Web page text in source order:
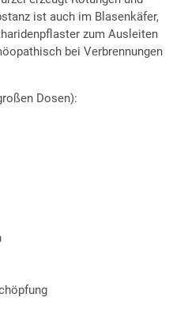
ist auch im Blasenkäfer,
zum Ausleiten
bei Verbrennungen
Dosen):